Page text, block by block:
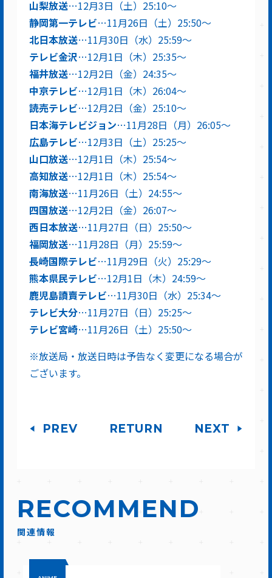
山梨放送…12月3日（土）25:10〜
静岡第一テレビ…11月26日（土）25:50〜
北日本放送…11月30日（水）25:59〜
テレビ金沢…12月1日（木）25:35〜
福井放送…12月2日（金）24:35〜
中京テレビ…12月1日（木）26:04〜
読売テレビ…12月2日（金）25:10〜
日本海テレビジョン…11月28日（月）26:05〜
広島テレビ…12月3日（土）25:25〜
山口放送…12月1日（木）25:54〜
高知放送…12月1日（木）25:54〜
南海放送…11月26日（土）24:55～
四国放送…12月2日（金）26:07〜
西日本放送…11月27日（日）25:50〜
福岡放送…11月28日（月）25:59〜
長崎国際テレビ…11月29日（火）25:29〜
熊本県民テレビ…12月1日（木）24:59〜
鹿児島讀賣テレビ…11月30日（水）25:34〜
テレビ大分…11月27日（日）25:25〜
テレビ宮崎…11月26日（土）25:50〜
※放送局・放送日時は予告なく変更になる場合が
ございます。
PREV RETURN NEXT
RECOMMEND
関連情報